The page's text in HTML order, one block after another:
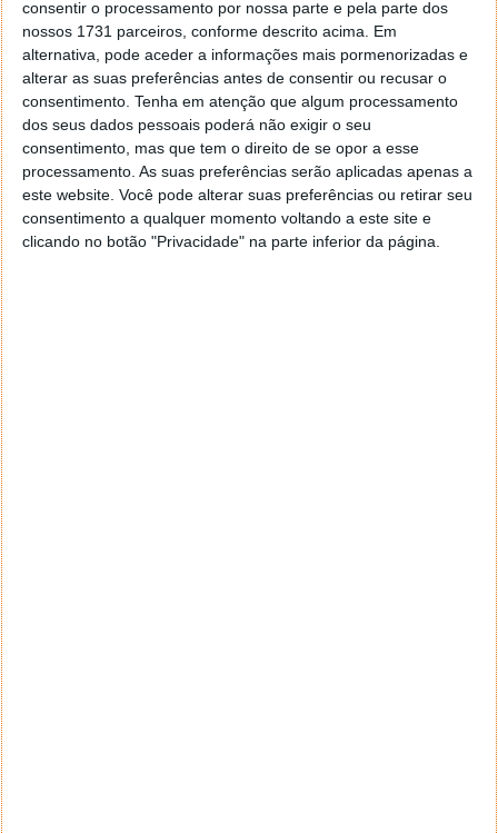
consentir o processamento por nossa parte e pela parte dos
nossos 1731 parceiros, conforme descrito acima. Em
alternativa, pode aceder a informações mais pormenorizadas e
alterar as suas preferências antes de consentir ou recusar o
consentimento. Tenha em atenção que algum processamento
dos seus dados pessoais poderá não exigir o seu
consentimento, mas que tem o direito de se opor a esse
processamento. As suas preferências serão aplicadas apenas a
este website. Você pode alterar suas preferências ou retirar seu
consentimento a qualquer momento voltando a este site e
clicando no botão "Privacidade" na parte inferior da página.
Na área de Gaming, foi possível ver a edição exclusiva
Call of Duty: Modern Warfare 3 do Logitech Keyboard
G105 e Logitech Laser Mouse G9X, recentemente
lançada, destaque ainda para o novo G400 e o seu
companheiro G300, dois acessórios de topo para os
gamers mais exigentes.
O som e a imagem fazem parte de qualquer evento
Logitech e este não foi excepção, especial destaque
para o novo sistema sonoro Logitech Z906, ligado
através do novíssimo sistema Wireless Speaker